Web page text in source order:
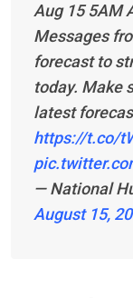
Aug 15 5AM
Messages
forecast to
today. Make
latest
https://t.co/
— National
August 15,